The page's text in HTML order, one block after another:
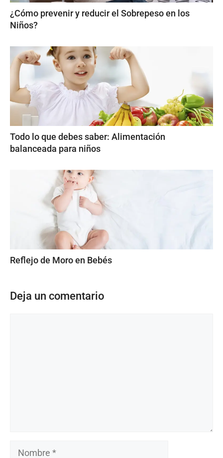
¿Cómo prevenir y reducir el Sobrepeso en los
Niños?
Todo lo que debes saber: Alimentación
balanceada para niños
Reflejo de Moro en Bebés
Deja un comentario
Nombre